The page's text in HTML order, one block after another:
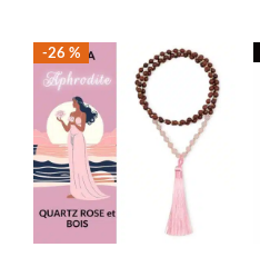
-26 %